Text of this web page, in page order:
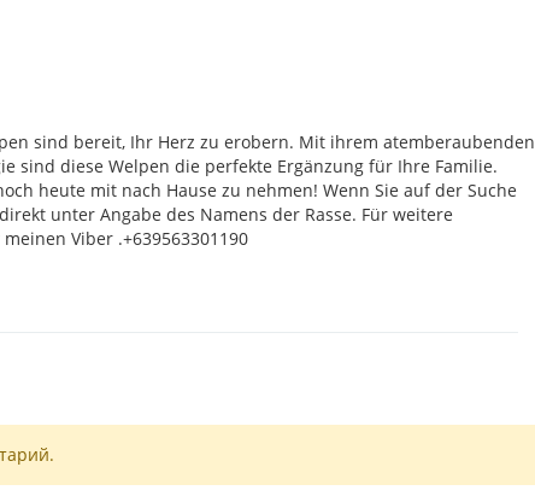
sind bereit, Ihr Herz zu erobern. Mit ihrem atemberaubenden
sind diese Welpen die perfekte Ergänzung für Ihre Familie.
heute mit nach Hause zu nehmen! Wenn Sie auf der Suche
unter Angabe des Namens der Rasse. Für weitere
Viber .+639563301190